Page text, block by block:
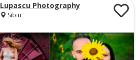
Lupascu Photography
Sibiu